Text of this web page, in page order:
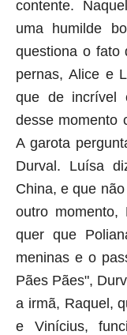
contente.
uma humilde
questiona o fato
pernas, Alice e
que de incrível
desse momento
A garota
Durval. Luísa
China, e que
outro
quer que
meninas e o
Pães Pães",
a irmã, Raquel,
e Vinícius,